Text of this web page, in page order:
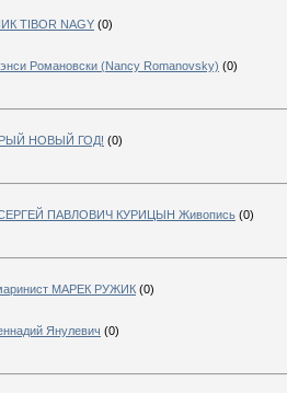
TIBOR NAGY (0)
Романовски (Nancy Romanovsky) (0)
НОВЫЙ ГОД! (0)
ПАВЛОВИЧ КУРИЦЫН Живопись (0)
МАРЕК РУЖИК (0)
Янулевич (0)